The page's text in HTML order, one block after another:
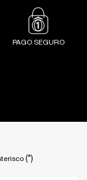
PAGO SEGURO
(*)